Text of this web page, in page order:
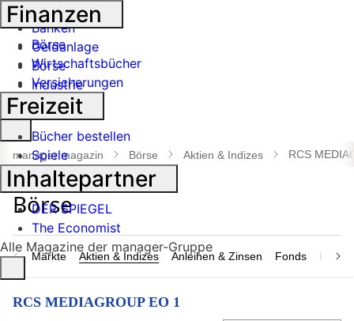
Handel
Banken
Geldanlage
Börse
Industrie
Suche
öffnen
manager magazin Börse Aktien & Indizes RCS
Märkte Aktien & Indizes Anleihen & Zinsen Fonds
RCS MEDIAGROUP EO 1
Finanzen
Börse
Wirtschaftsbücher
Versicherungen
Freizeit
Bücher bestellen
Spiele
Inhaltepartner
DER SPIEGEL
The Economist
Alle Magazine der manager-Gruppe